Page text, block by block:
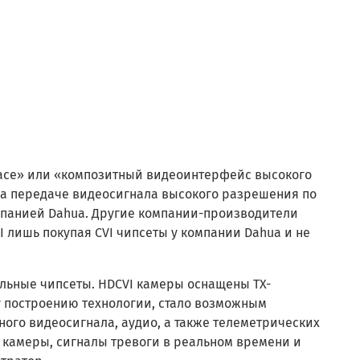
или «композитный видеоинтерфейс высокого
передаче видеосигнала высокого разрешения по
Dahua. Другие компании-производители
покупая CVI чипсеты у компании Dahua и не
чипсеты. HDCVI камеры оснащены TX-
построению технологии, стало возможным
видеосигнала, аудио, а также телеметрических
сигналы тревоги в реальном времени и